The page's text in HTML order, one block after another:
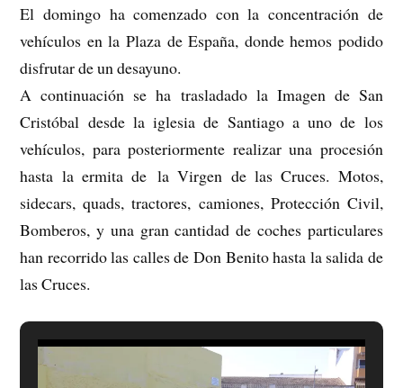
El domingo ha comenzado con la concentración de
vehículos en la Plaza de España, donde hemos podido
disfrutar de un desayuno.
A continuación se ha trasladado la Imagen de San
Cristóbal desde la iglesia de Santiago a uno de los
vehículos, para posteriormente realizar una procesión
hasta la ermita de la Virgen de las Cruces. Motos,
sidecars, quads, tractores, camiones, Protección Civil,
Bomberos, y una gran cantidad de coches particulares
han recorrido las calles de Don Benito hasta la salida de
las Cruces.